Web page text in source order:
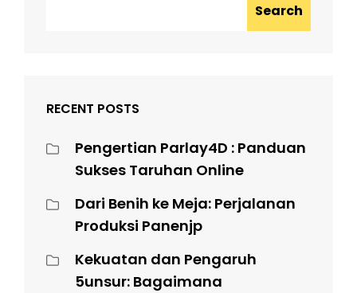
Search
RECENT POSTS
Pengertian Parlay4D : Panduan
Sukses Taruhan Online
Dari Benih ke Meja: Perjalanan
Produksi Panenjp
Kekuatan dan Pengaruh
5unsur: Bagaimana